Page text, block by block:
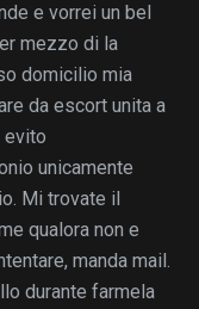
e vorrei un bel
mezzo di la
domicilio mia
da escort unita a
evito
unicamente
Mi trovate il
qualora non e
manda mail.
durante farmela